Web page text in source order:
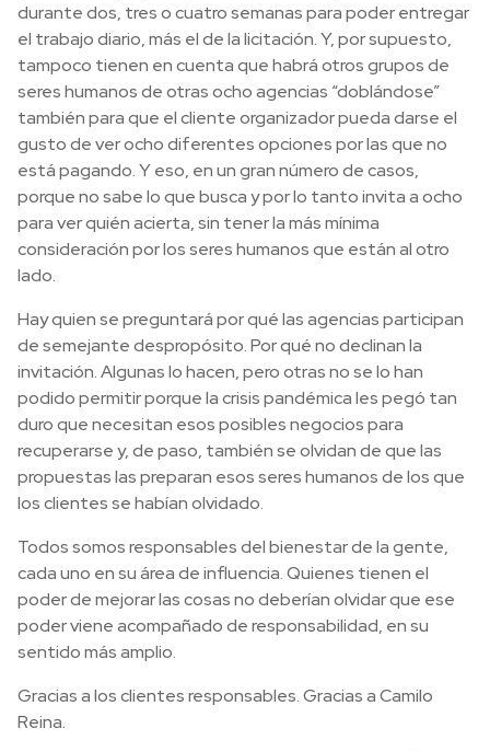
durante dos, tres o cuatro semanas para poder entregar
el trabajo diario, más el de la licitación. Y, por supuesto,
tampoco tienen en cuenta que habrá otros grupos de
seres humanos de otras ocho agencias “doblándose”
también para que el cliente organizador pueda darse el
gusto de ver ocho diferentes opciones por las que no
está pagando. Y eso, en un gran número de casos,
porque no sabe lo que busca y por lo tanto invita a ocho
para ver quién acierta, sin tener la más mínima
consideración por los seres humanos que están al otro
lado.
Hay quien se preguntará por qué las agencias participan
de semejante despropósito. Por qué no declinan la
invitación. Algunas lo hacen, pero otras no se lo han
podido permitir porque la crisis pandémica les pegó tan
duro que necesitan esos posibles negocios para
recuperarse y, de paso, también se olvidan de que las
propuestas las preparan esos seres humanos de los que
los clientes se habían olvidado.
Todos somos responsables del bienestar de la gente,
cada uno en su área de influencia. Quienes tienen el
poder de mejorar las cosas no deberían olvidar que ese
poder viene acompañado de responsabilidad, en su
sentido más amplio.
Gracias a los clientes responsables. Gracias a Camilo
Reina.